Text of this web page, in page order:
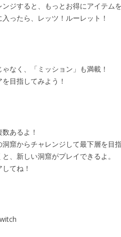
ジすると、もっとお得にアイテム
ったら、レッツ！ルーレット！
なく、「ミッション」も満載！
目指してみよう！
あるよ！
窟からチャレンジして最下層を目
、新しい洞窟がプレイできるよ。
てね！